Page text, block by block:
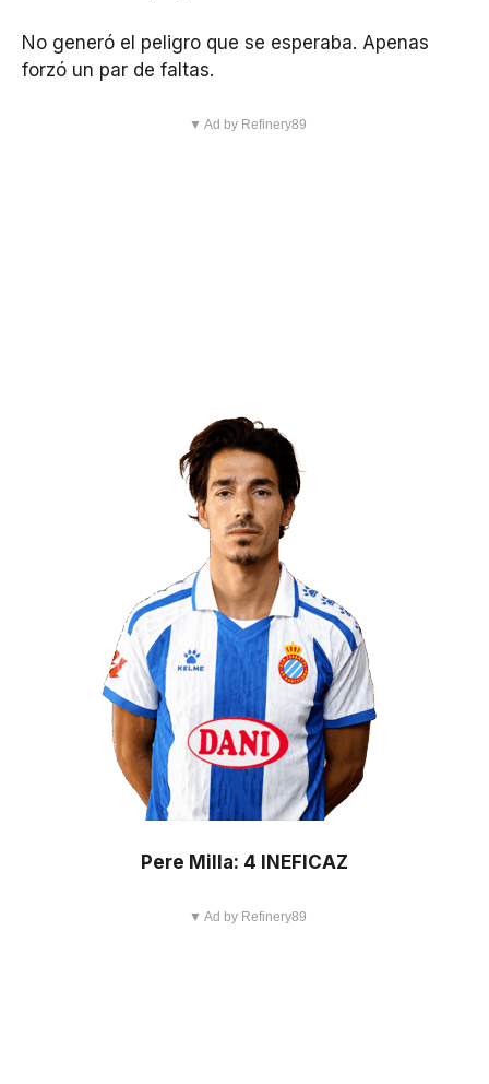
No generó el peligro que se esperaba. Apenas
forzó un par de faltas.
▼ Ad by Refinery89
Pere Milla: 4 INEFICAZ
▼ Ad by Refinery89